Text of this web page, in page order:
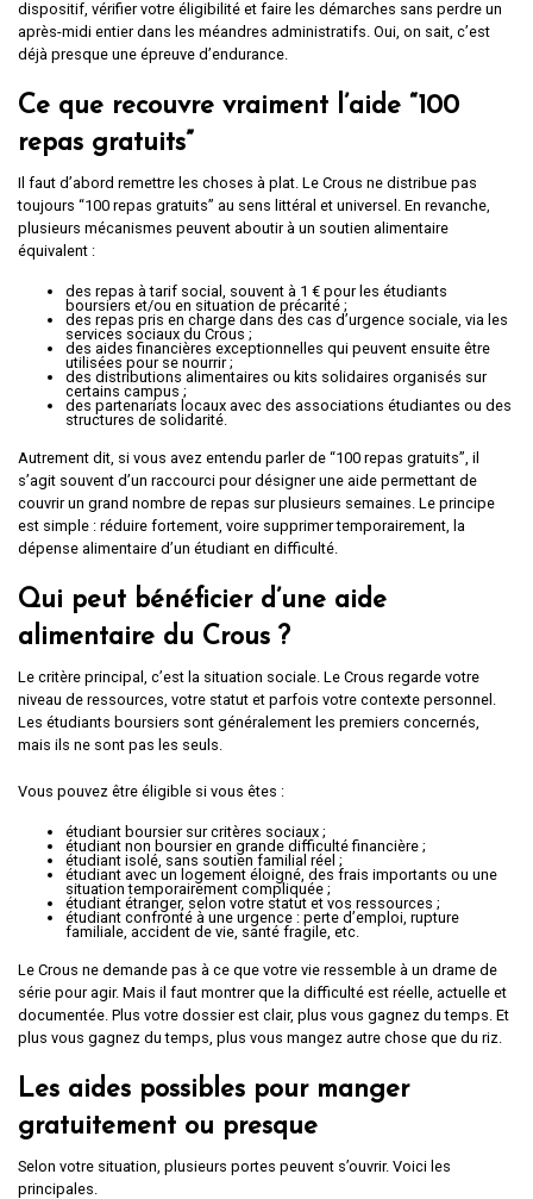
dispositif, vérifier votre éligibilité et faire les démarches sans perdre un
après-midi entier dans les méandres administratifs. Oui, on sait, c’est
déjà presque une épreuve d’endurance.
Ce que recouvre vraiment l’aide “100
repas gratuits”
Il faut d’abord remettre les choses à plat. Le Crous ne distribue pas
toujours “100 repas gratuits” au sens littéral et universel. En revanche,
plusieurs mécanismes peuvent aboutir à un soutien alimentaire
équivalent :
des repas à tarif social, souvent à 1 € pour les étudiants
boursiers et/ou en situation de précarité ;
des repas pris en charge dans des cas d’urgence sociale, via les
services sociaux du Crous ;
des aides financières exceptionnelles qui peuvent ensuite être
utilisées pour se nourrir ;
des distributions alimentaires ou kits solidaires organisés sur
certains campus ;
des partenariats locaux avec des associations étudiantes ou des
structures de solidarité.
Autrement dit, si vous avez entendu parler de “100 repas gratuits”, il
s’agit souvent d’un raccourci pour désigner une aide permettant de
couvrir un grand nombre de repas sur plusieurs semaines. Le principe
est simple : réduire fortement, voire supprimer temporairement, la
dépense alimentaire d’un étudiant en difficulté.
Qui peut bénéficier d’une aide
alimentaire du Crous ?
Le critère principal, c’est la situation sociale. Le Crous regarde votre
niveau de ressources, votre statut et parfois votre contexte personnel.
Les étudiants boursiers sont généralement les premiers concernés,
mais ils ne sont pas les seuls.
Vous pouvez être éligible si vous êtes :
étudiant boursier sur critères sociaux ;
étudiant non boursier en grande difficulté financière ;
étudiant isolé, sans soutien familial réel ;
étudiant avec un logement éloigné, des frais importants ou une
situation temporairement compliquée ;
étudiant étranger, selon votre statut et vos ressources ;
étudiant confronté à une urgence : perte d’emploi, rupture
familiale, accident de vie, santé fragile, etc.
Le Crous ne demande pas à ce que votre vie ressemble à un drame de
série pour agir. Mais il faut montrer que la difficulté est réelle, actuelle et
documentée. Plus votre dossier est clair, plus vous gagnez du temps. Et
plus vous gagnez du temps, plus vous mangez autre chose que du riz.
Les aides possibles pour manger
gratuitement ou presque
Selon votre situation, plusieurs portes peuvent s’ouvrir. Voici les
principales.